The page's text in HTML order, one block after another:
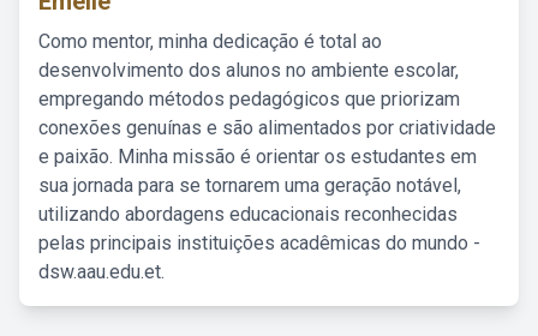
Como mentor, minha dedicação é total ao
desenvolvimento dos alunos no ambiente escolar,
empregando métodos pedagógicos que priorizam
conexões genuínas e são alimentados por criatividade
e paixão. Minha missão é orientar os estudantes em
sua jornada para se tornarem uma geração notável,
utilizando abordagens educacionais reconhecidas
pelas principais instituições acadêmicas do mundo -
dsw.aau.edu.et.